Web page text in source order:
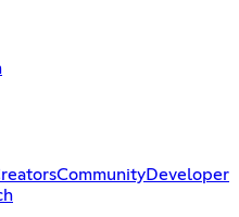
CommunityDeveloper